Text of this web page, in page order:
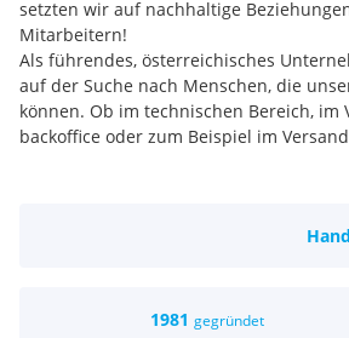
setzten wir auf nachhaltige
Mitarbeitern!
Als führendes, österreichisches
auf der Suche nach Menschen, die
können. Ob im technischen Bereich,
backoffice oder zum Beispiel im
jedes Jahr jungen Menschen die
lassen - Fachberufe mit besten
1981 gegründet